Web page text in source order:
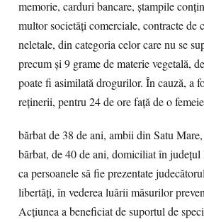
memorie, carduri bancare, ștampile
multor societăți comerciale, contracte de
neletale, din categoria celor care nu se
precum și 9 grame de materie vegetală,
poate fi asimilată drogurilor. În cauză, a
reținerii, pentru 24 de ore față de o
bărbat de 38 de ani, ambii din Satu
bărbat, de 40 de ani, domiciliat în
ca persoanele să fie prezentate
libertăți, în vederea luării măsurilor
Acțiunea a beneficiat de suportul de